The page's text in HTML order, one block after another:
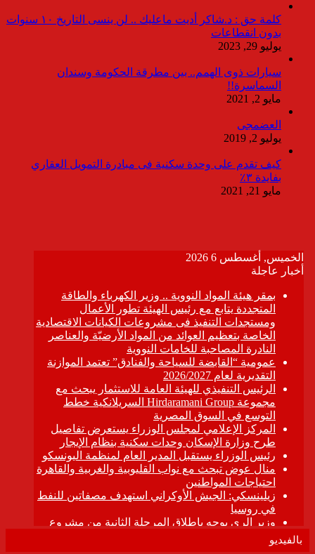
كلمة حق : د.شاكر أديت ماعليك .. لن ينسى التاريخ ١٠ سنوات
بدون انقطاعات
يوليو 29, 2023
سيارات ذوى الهمم.. بين مطرقة الحكومة وسندان
السماسرة!!
مايو 2, 2021
العضمجى
يوليو 2, 2019
كيف تقدم على وحدة سكنية فى مبادرة التمويل العقاري
بفايدة ٣٪
مايو 21, 2021
بالفيديو